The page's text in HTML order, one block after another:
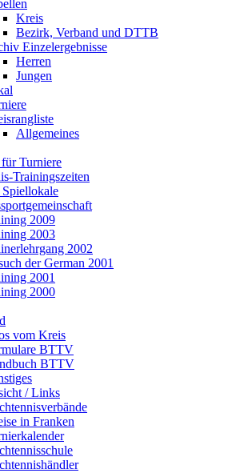
Kreis
Bezirk, Verband und DTTB
Einzelergebnisse
Herren
Jungen
Allgemeines
Turniere
Trainingszeiten
2009
2003
2002
der German 2001
2001
2000
vom Kreis
BTTV
BTTV
/ Links
in Franken